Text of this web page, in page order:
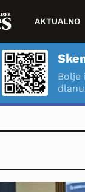
AKTUALNO
Bolje